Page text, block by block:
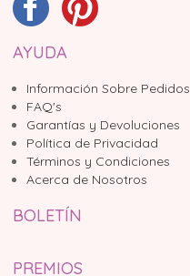
AYUDA
Información Sobre Pedidos
FAQ's
Garantías y Devoluciones
Política de Privacidad
Términos y Condiciones
Acerca de Nosotros
BOLETÍN
PREMIOS